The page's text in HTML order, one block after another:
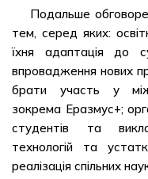
Подальше
тем, серед яких:
їхня адаптація до
впровадження нових
брати участь у
зокрема Еразмус+;
студентів та
технологій та
реалізація спільних